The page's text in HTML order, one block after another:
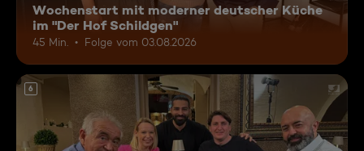
Wochenstart mit moderner deutscher Küche
im "Der Hof Schildgen"
45 Min. Folge vom 03.08.2026
6